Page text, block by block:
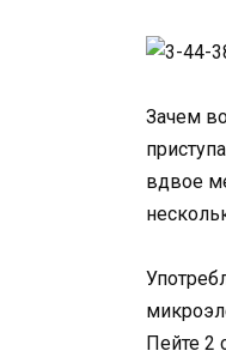
Зачем
вдвое
Пейте 2